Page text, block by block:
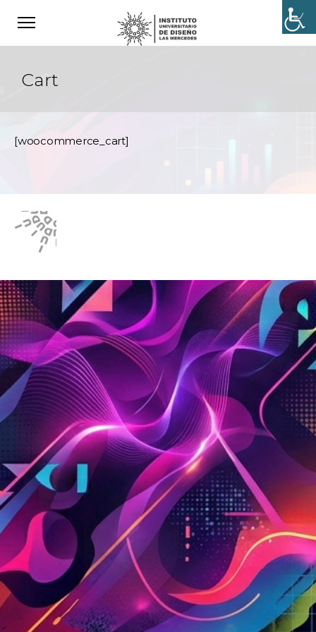
Cart
[woocommerce_cart]